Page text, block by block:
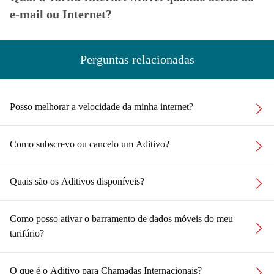
e-mail ou Internet?
Perguntas relacionadas
Posso melhorar a velocidade da minha internet?
Como subscrevo ou cancelo um Aditivo?
Quais são os Aditivos disponíveis?
Como posso ativar o barramento de dados móveis do meu
tarifário?
O que é o Aditivo para Chamadas Internacionais?